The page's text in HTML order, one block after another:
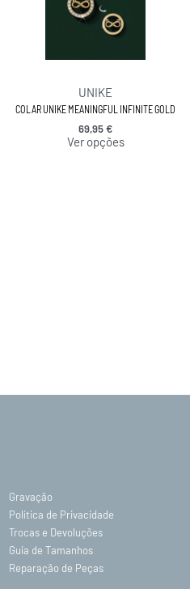
UNIKE
COLAR UNIKE MEANINGFUL INFINITE GOLD
69,95€
Ver opções
Gravação
Política de Privacidade
Trocas e Devoluções
Guia de Tamanhos
Reparação de Peças